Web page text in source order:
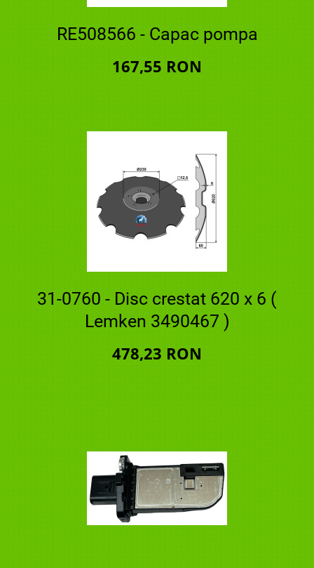
RE508566 - Capac pompa
167,55 RON
31-0760 - Disc crestat 620 x 6 (
Lemken 3490467 )
478,23 RON